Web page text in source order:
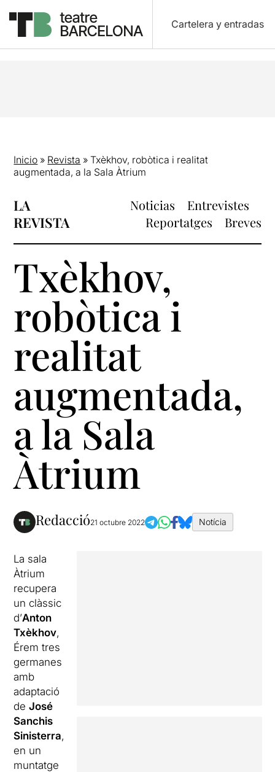
Cartelera y entradas
Inicio » Revista »Txèkhov, robòtica i realitat
augmentada, a la Sala Àtrium
LA
REVISTA
Noticias
Entrevistes
Reportatges
Breves
Txèkhov,
robòtica i
realitat
augmentada,
a la Sala
Àtrium
Redacció21 octubre 2022 Notícia
La sala
Àtrium
recupera
un clàssic
d’Anton
Txèkhov,
Érem tres
germanes
amb
adaptació
deJosé
Sanchis
Sinisterra,
en un
muntatge